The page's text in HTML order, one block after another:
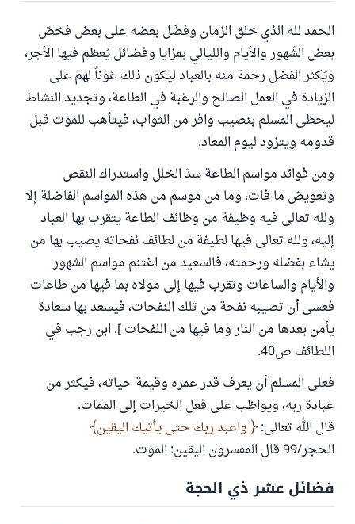
الحمد لله الذي خلق الزمان وفضّل بعضه على بعض فخصّ
بعض الشّهور والأيام والليالي بمزايا وفضائل يُعظم فيها الأجر،
ويَكثر الفضل رحمة منه بالعباد ليكون ذلك عْوناً لهم على
الزيادة في العمل الصالح والرغبة في الطاعة، وتجديد النشاط
ليحظى المسلم بنصيب وافر من الثواب، فيتأهب للموت قبل
قدومه ويتزود ليوم المعاد.
ومن فوائد مواسم الطاعة سدّ الخلل واستدراك النقص
وتعويض ما فات، وما من موسم من هذه المواسم الفاضلة إلا
ولله تعالى فيه وظيفة من وظائف الطاعة يتقرب بها العباد
إليه، ولله تعالى فيها لطيفة من لطائف نفحاته يصيب بها من
يشاء بفضله ورحمته، فالسعيد من اغتنم مواسم الشهور
والأيام والساعات وتقرب فيها إلى مولاه بما فيها من طاعات
فعسى أن تصيبه نفحة من تلك النفحات، فيسعد بها سعادة
يأمن بعدها من النار وما فيها من اللفحات ]. ابن رجب في
اللطائف ص40.
فعلى المسلم أن يعرف قدر عمره وقيمة حياته، فيكثر من
عبادة ربه، ويواظب على فعل الخيرات إلى الممات.
قال الله تعالى:
واعبد ربك حتى يأتيك اليقين
الحجر/99 قال المفسرون اليقين: الموت.
فضائل عشر ذي الحجة